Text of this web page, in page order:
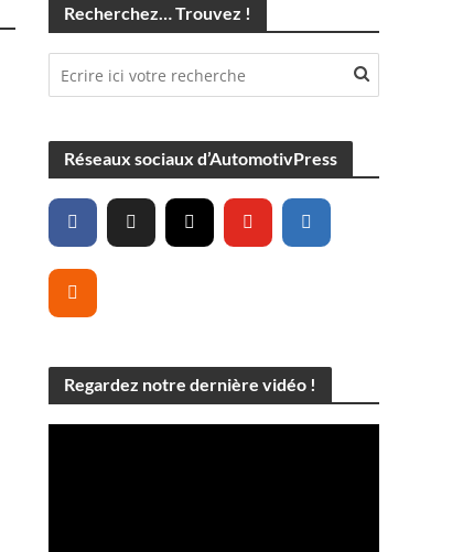
Recherchez… Trouvez !
Réseaux sociaux d’AutomotivPress
Regardez notre dernière vidéo !